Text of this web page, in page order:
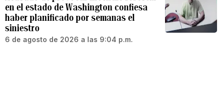
en el estado de Washington confiesa
haber planificado por semanas el
siniestro
6 de agosto de 2026 a las 9:04 p.m.